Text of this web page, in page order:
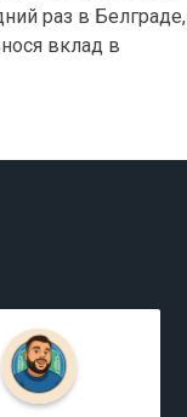
раз в Белграде,
вклад в